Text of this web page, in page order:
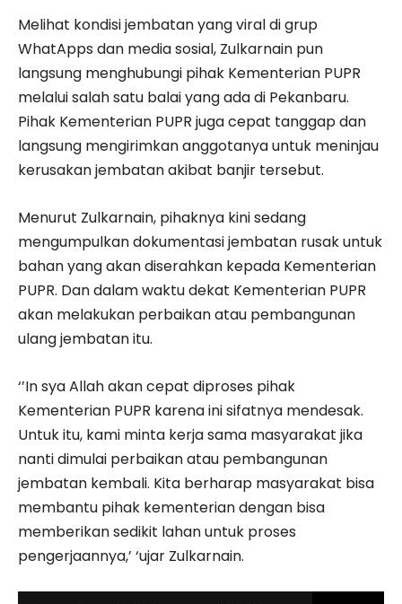
Melihat kondisi jembatan yang viral di grup
WhatApps dan media sosial, Zulkarnain pun
langsung menghubungi pihak Kementerian PUPR
melalui salah satu balai yang ada di Pekanbaru.
Pihak Kementerian PUPR juga cepat tanggap dan
langsung mengirimkan anggotanya untuk meninjau
kerusakan jembatan akibat banjir tersebut.
Menurut Zulkarnain, pihaknya kini sedang
mengumpulkan dokumentasi jembatan rusak untuk
bahan yang akan diserahkan kepada Kementerian
PUPR. Dan dalam waktu dekat Kementerian PUPR
akan melakukan perbaikan atau pembangunan
ulang jembatan itu.
‘’In sya Allah akan cepat diproses pihak
Kementerian PUPR karena ini sifatnya mendesak.
Untuk itu, kami minta kerja sama masyarakat jika
nanti dimulai perbaikan atau pembangunan
jembatan kembali. Kita berharap masyarakat bisa
membantu pihak kementerian dengan bisa
memberikan sedikit lahan untuk proses
pengerjaannya,’ ‘ujar Zulkarnain.